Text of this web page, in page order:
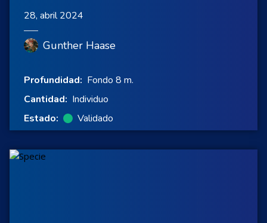
28, abril 2024
Gunther Haase
Profundidad: Fondo 8 m.
Cantidad: Individuo
Estado:
Validado